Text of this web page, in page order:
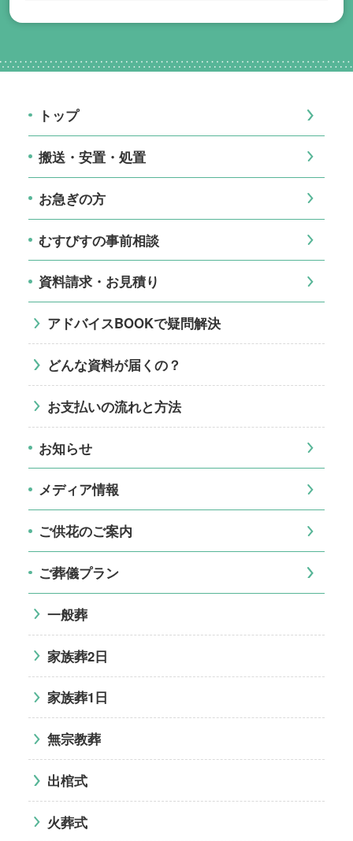
トップ
搬送・安置・処置
お急ぎの方
むすびすの事前相談
資料請求・お見積り
アドバイスBOOKで疑問解決
どんな資料が届くの？
お支払いの流れと方法
お知らせ
メディア情報
ご供花のご案内
ご葬儀プラン
一般葬
家族葬2日
家族葬1日
無宗教葬
出棺式
火葬式